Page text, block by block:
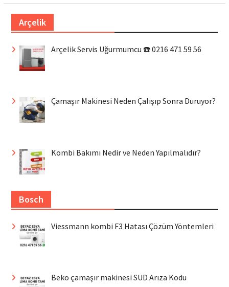
Arçelik
Arçelik Servis Uğurmumcu ☎️ 0216 471 59 56
Çamaşır Makinesi Neden Çalışıp Sonra Duruyor?
Kombi Bakımı Nedir ve Neden Yapılmalıdır?
Bosch
Viessmann kombi F3 Hatası Çözüm Yöntemleri
Beko çamaşır makinesi SUD Arıza Kodu